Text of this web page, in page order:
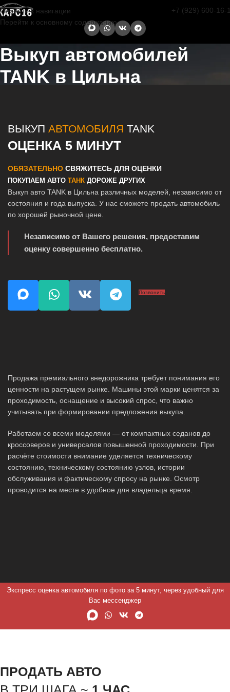
Перейти к навигации
Перейти к основному содержанию
+7 (929) 600-16-
Выкуп автомобилей
TANK в Цильна
ВЫКУП АВТОМОБИЛЯ TANK
ОЦЕНКА 5 МИНУТ
ОБЯЗАТЕЛЬНО СВЯЖИТЕСЬ ДЛЯ ОЦЕНКИ
ПОКУПАЕМ АВТО ТАНК ДОРОЖЕ ДРУГИХ
Выкуп авто TANK в Цильна различных моделей, независимо от
состояния и года выпуска. У нас сможете продать автомобиль
по хорошей рыночной цене.
Независимо от Вашего решения, предоставим
оценку совершенно бесплатно.
Позвонить
Продажа премиального внедорожника требует понимания его
ценности на растущем рынке. Машины этой марки ценятся за
проходимость, оснащение и высокий спрос, что важно
учитывать при формировании предложения выкупа.
Работаем со всеми моделями — от компактных седанов до
кроссоверов и универсалов повышенной проходимости. При
расчёте стоимости внимание уделяется техническому
состоянию, техническому состоянию узлов, истории
обслуживания и фактическому спросу на рынке. Осмотр
проводится на месте в удобное для владельца время.
Экспресс оценка автомобиля по фото за 5 минут, через удобный для
Вас мессенджер
ПРОДАТЬ АВТО